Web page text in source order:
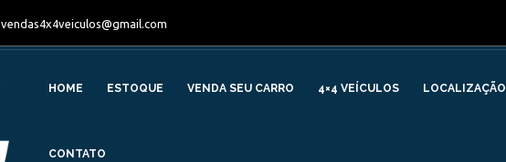
vendas4x4veiculos@gmail.com
HOME ESTOQUE VENDA SEU CARRO 4×4 VEÍCULOS LOCALIZAÇÃO
CONTATO